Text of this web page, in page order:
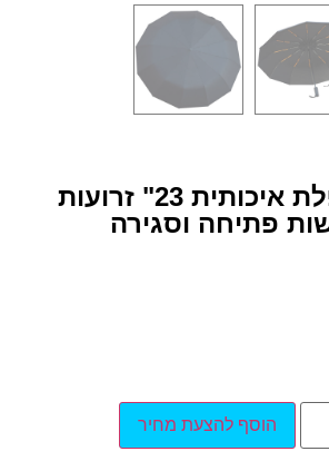
מטריה מתקפלת איכותית 23" זרועות
פתיחה וסגירה
הוסף להצעת מחיר